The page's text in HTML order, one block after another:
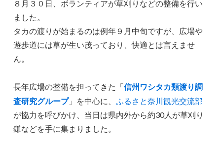
８月３０日、ボランティアが草刈りなどの整備を行い
ました。
タカの渡りが始まるのは例年９月中旬ですが、広場や
遊歩道には草が生い茂っており、快適とは言えませ
ん。
長年広場の整備を担ってきた「信州ワシタカ類渡り調
査研究グループ」を中心に、ふるさと奈川観光交流部
が協力を呼びかけ、当日は県内外から約30人が草刈り
鎌などを手に集まりました。